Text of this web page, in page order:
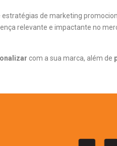
de marketing
relevante e impactante no
com a sua marca, além de